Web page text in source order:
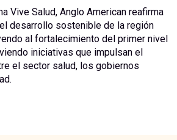
Vive Salud, Anglo American reafirma
desarrollo sostenible de la región
al fortalecimiento del primer nivel
iniciativas que impulsan el
el sector salud, los gobiernos